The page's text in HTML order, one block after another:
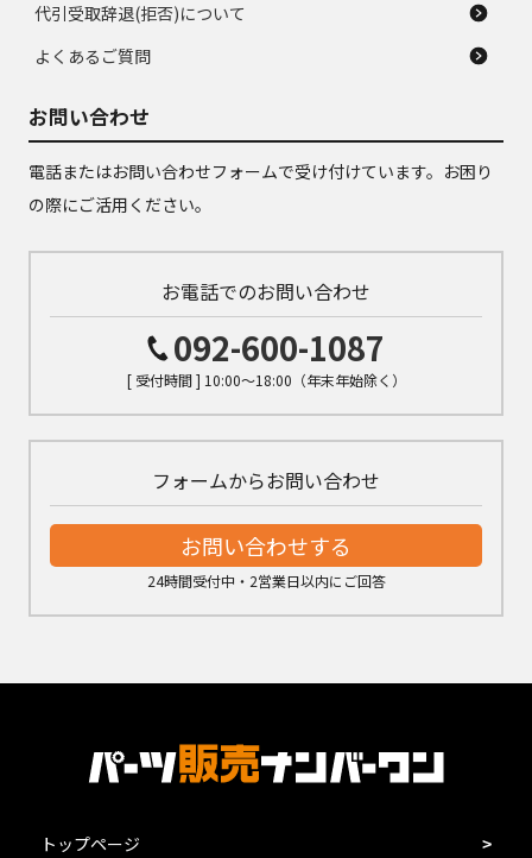
代引受取辞退(拒否)について
よくあるご質問
お問い合わせ
電話またはお問い合わせフォームで受け付けています。お困り
の際にご活用ください。
お電話でのお問い合わせ
092-600-1087
[ 受付時間 ] 10:00～18:00（年末年始除く）
フォームからお問い合わせ
お問い合わせする
24時間受付中・2営業日以内にご回答
トップページ